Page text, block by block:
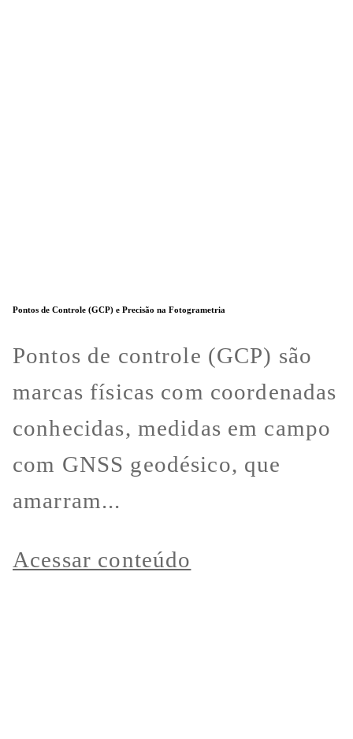
Pontos de Controle (GCP) e Precisão na Fotogrametria
Pontos de controle (GCP) são
marcas físicas com coordenadas
conhecidas, medidas em campo
com GNSS geodésico, que
amarram...
Acessar conteúdo